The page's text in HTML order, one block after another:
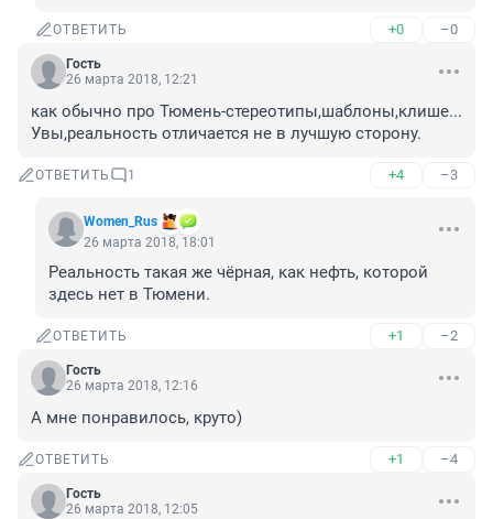
ОТВЕТИТЬ +0 –0
Гость
26 марта 2018, 12:21
как обычно про Тюмень-стереотипы,шаблоны,клише...
Увы,реальность отличается не в лучшую сторону.
ОТВЕТИТЬ 1 +4 –3
Women_Rus
26 марта 2018, 18:01
Реальность такая же чёрная, как нефть, которой
здесь нет в Тюмени.
ОТВЕТИТЬ +1 –2
Гость
26 марта 2018, 12:16
А мне понравилось, круто)
ОТВЕТИТЬ +1 –4
Гость
26 марта 2018, 12:05